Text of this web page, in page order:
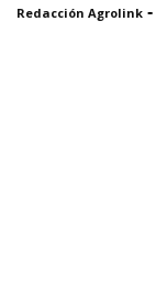
Redacción Agrolink -